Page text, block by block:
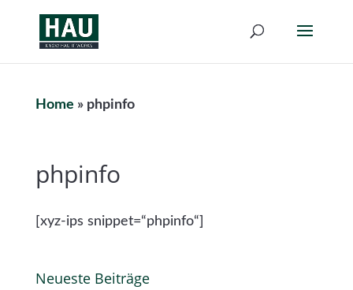
Home » phpinfo
phpinfo
[xyz-ips snippet=“phpinfo“]
Neueste Beiträge